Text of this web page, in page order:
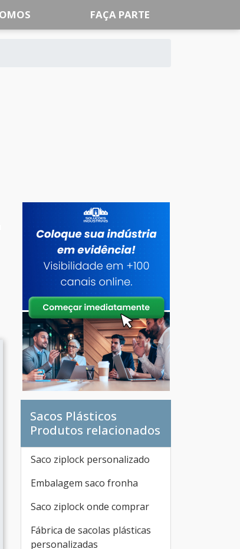
FAÇA PARTE
Sacos Plásticos
Produtos relacionados
Saco ziplock personalizado
Embalagem saco fronha
Saco ziplock onde comprar
Fábrica de sacolas plásticas
personalizadas